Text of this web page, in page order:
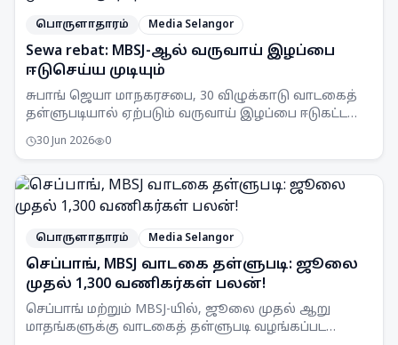
பொருளாதாரம் Media Selangor
Sewa rebat: MBSJ-ஆல் வருவாய் இழப்பை
ஈடுசெய்ய முடியும்
சுபாங் ஜெயா மாநகரசபை, 30 விழுக்காடு வாடகைத்
தள்ளுபடியால் ஏற்படும் வருவாய் இழப்பை ஈடுகட்ட
சேமிப்புகள் மூலம் சாத்தியப்படும்.
30 Jun 2026 0
பொருளாதாரம் Media Selangor
செப்பாங், MBSJ வாடகை தள்ளுபடி: ஜூலை
முதல் 1,300 வணிகர்கள் பலன்!
செப்பாங் மற்றும் MBSJ-யில், ஜூலை முதல் ஆறு
மாதங்களுக்கு வாடகைத் தள்ளுபடி வழங்கப்பட